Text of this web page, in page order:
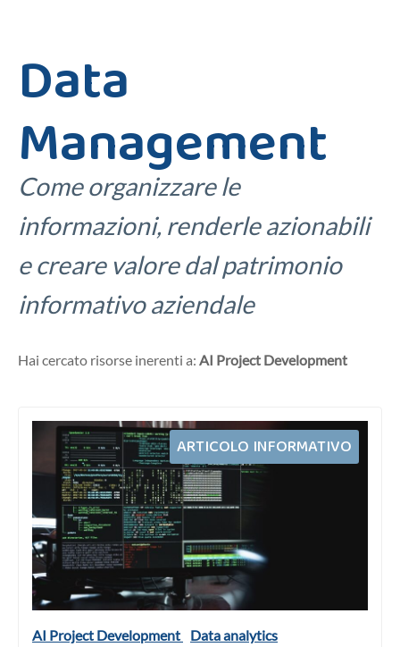
Data
Management
Come organizzare le
informazioni, renderle azionabili
e creare valore dal patrimonio
informativo aziendale
Hai cercato risorse inerenti a: AI Project Development
ARTICOLO INFORMATIVO
AI Project Development Data analytics